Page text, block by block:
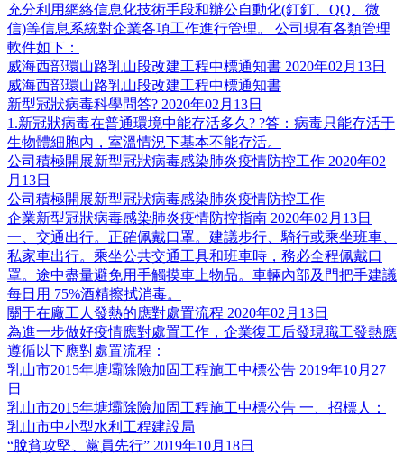
充分利用網絡信息化技術手段和辦公自動化(釘釘、QQ、微
信)等信息系統對企業各項工作進行管理。 公司現有各類管理
軟件如下：
威海西部環山路乳山段改建工程中標通知書 2020年02月13日
威海西部環山路乳山段改建工程中標通知書
新型冠狀病毒科學問答? 2020年02月13日
1.新冠狀病毒在普通環境中能存活多久? ?答：病毒只能存活于
生物體細胞內，室溫情況下基本不能存活。
公司積極開展新型冠狀病毒感染肺炎疫情防控工作 2020年02
月13日
公司積極開展新型冠狀病毒感染肺炎疫情防控工作
企業新型冠狀病毒感染肺炎疫情防控指南 2020年02月13日
一、交通出行。正確佩戴口罩。建議步行、騎行或乘坐班車、
私家車出行。乘坐公共交通工具和班車時，務必全程佩戴口
罩。途中盡量避免用手觸摸車上物品。車輛內部及門把手建議
每日用 75%酒精擦拭消毒。
關于在廠工人發熱的應對處置流程 2020年02月13日
為進一步做好疫情應對處置工作，企業復工后發現職工發熱應
遵循以下應對處置流程：
乳山市2015年塘壩除險加固工程施工中標公告 2019年10月27
日
乳山市2015年塘壩除險加固工程施工中標公告 一、招標人：
乳山市中小型水利工程建設局
“脫貧攻堅、黨員先行” 2019年10月18日